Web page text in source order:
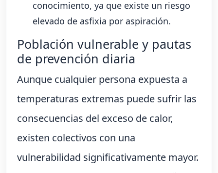
conocimiento, ya que existe un riesgo
elevado de asfixia por aspiración.
Población vulnerable y pautas
de prevención diaria
Aunque cualquier persona expuesta a
temperaturas extremas puede sufrir las
consecuencias del exceso de calor,
existen colectivos con una
vulnerabilidad significativamente mayor.